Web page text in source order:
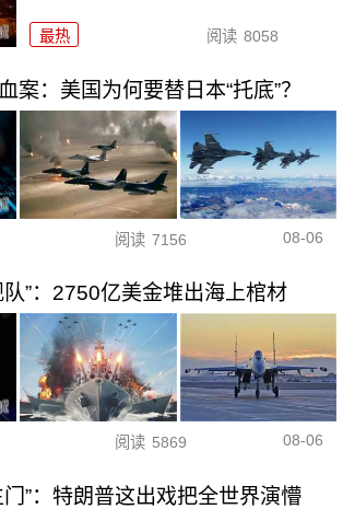
最热 阅读 8058
案：美国为何要替日本“托底”？
阅读 7156 08-06
”：2750亿美金堆出海上棺材
阅读 5869 08-06
门”：特朗普这出戏把全世界演懵